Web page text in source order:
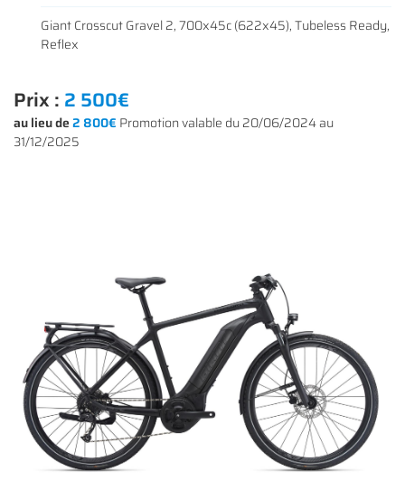
Giant Crosscut Gravel 2, 700x45c (622x45), Tubeless Ready,
Reflex
Prix : 2 500€
au lieu de2 800€ Promotion valable du 20/06/2024 au
31/12/2025